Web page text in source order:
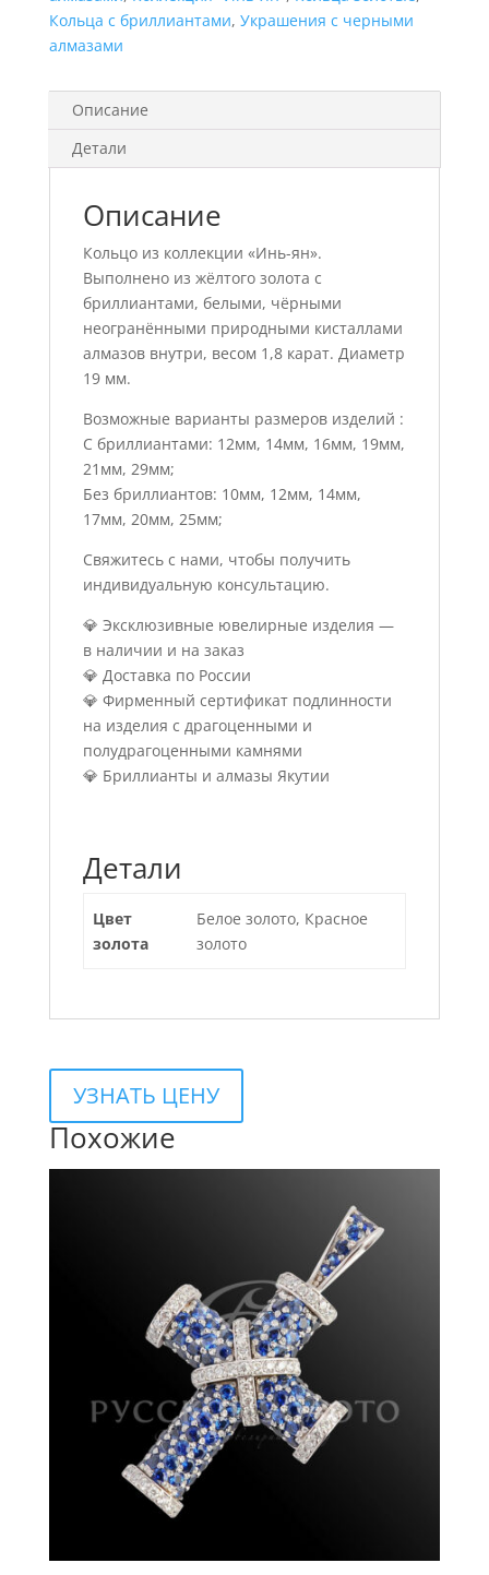
Кольца с бриллиантами, Украшения с черными
алмазами
Описание
Детали
Описание
Кольцо из коллекции «Инь-ян».
Выполнено из жёлтого золота с
бриллиантами, белыми, чёрными
неогранёнными природными кисталлами
алмазов внутри, весом 1,8 карат. Диаметр
19 мм.
Возможные варианты размеров изделий :
С бриллиантами: 12мм, 14мм, 16мм, 19мм,
21мм, 29мм;
Без бриллиантов: 10мм, 12мм, 14мм,
17мм, 20мм, 25мм;
Свяжитесь с нами, чтобы получить
индивидуальную консультацию.
💎 Эксклюзивные ювелирные изделия —
в наличии и на заказ
💎 Доставка по России
💎 Фирменный сертификат подлинности
на изделия с драгоценными и
полудрагоценными камнями
💎 Бриллианты и алмазы Якутии
Детали
Цвет
золота
Белое золото, Красное
золото
УЗНАТЬ ЦЕНУ
Похожие